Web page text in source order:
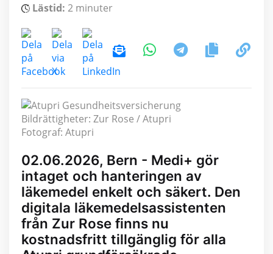
Lästid: 2 minuter
Bildrättigheter: Zur Rose / Atupri
Fotograf: Atupri
02.06.2026, Bern - Medi+ gör
intaget och hanteringen av
läkemedel enkelt och säkert. Den
digitala läkemedelsassistenten
från Zur Rose finns nu
kostnadsfritt tillgänglig för alla